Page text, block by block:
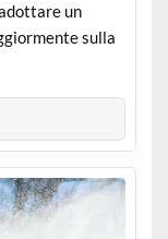
un
sulla